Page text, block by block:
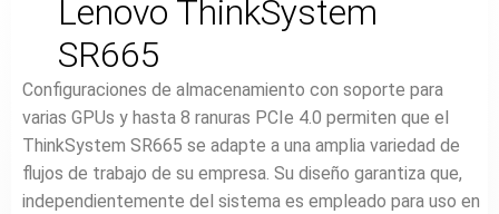
Configuraciones de almacenamiento con soporte para
varias GPUs y hasta 8 ranuras PCIe 4.0 permiten que el
ThinkSystem SR665 se adapte a una amplia variedad de
flujos de trabajo de su empresa. Su diseño garantiza que,
independientemente del sistema es empleado para uso en